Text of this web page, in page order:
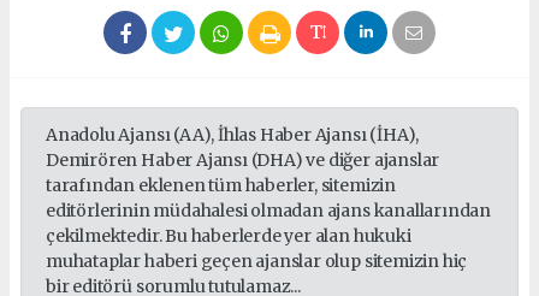
Anadolu Ajansı (AA), İhlas Haber Ajansı (İHA),
Demirören Haber Ajansı (DHA) ve diğer ajanslar
tarafından eklenen tüm haberler, sitemizin
editörlerinin müdahalesi olmadan ajans kanallarından
çekilmektedir. Bu haberlerde yer alan hukuki
muhataplar haberi geçen ajanslar olup sitemizin hiç
bir editörü sorumlu tutulamaz...